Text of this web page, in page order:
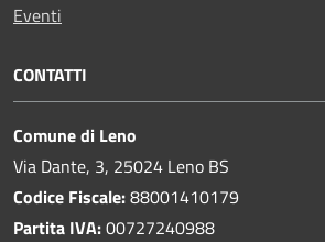
Eventi
CONTATTI
Comune di Leno
Via Dante, 3, 25024 Leno BS
Codice Fiscale:88001410179
Partita IVA:00727240988